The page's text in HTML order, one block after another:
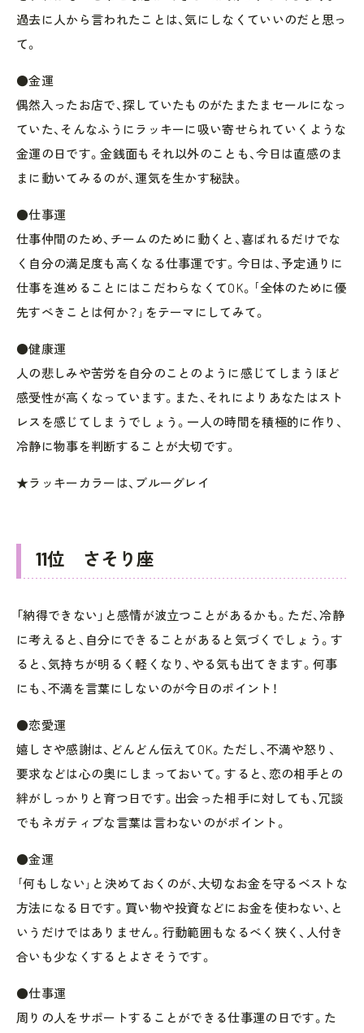
過去に人から言われたことは、気にしなくていいのだと思っ
て。
●金運
偶然入ったお店で、探していたものがたまたまセールになっ
ていた、そんなふうにラッキーに吸い寄せられていくような
金運の日です。金銭面もそれ以外のことも、今日は直感のま
まに動いてみるのが、運気を生かす秘訣。
●仕事運
仕事仲間のため、チームのために動くと、喜ばれるだけでな
く自分の満足度も高くなる仕事運です。今日は、予定通りに
仕事を進めることにはこだわらなくてOK。｢全体のために優
先すべきことは何か？｣をテーマにしてみて。
●健康運
人の悲しみや苦労を自分のことのように感じてしまうほど
感受性が高くなっています。また、それによりあなたはスト
レスを感じてしまうでしょう。一人の時間を積極的に作り、
冷静に物事を判断することが大切です。
★ラッキーカラーは、ブルーグレイ
11位 さそり座
「納得できない」と感情が波立つことがあるかも。ただ、冷静
に考えると、自分にできることがあると気づくでしょう。す
ると、気持ちが明るく軽くなり、やる気も出てきます。何事
にも、不満を言葉にしないのが今日のポイント！
●恋愛運
嬉しさや感謝は、どんどん伝えてOK。ただし、不満や怒り、
要求などは心の奥にしまっておいて。すると、恋の相手との
絆がしっかりと育つ日です。出会った相手に対しても、冗談
でもネガティブな言葉は言わないのがポイント。
●金運
｢何もしない｣と決めておくのが、大切なお金を守るベストな
方法になる日です。買い物や投資などにお金を使わない、と
いうだけではありません。行動範囲もなるべく狭く、人付き
合いも少なくするとよさそうです。
●仕事運
周りの人をサポートすることができる仕事運の日です。た